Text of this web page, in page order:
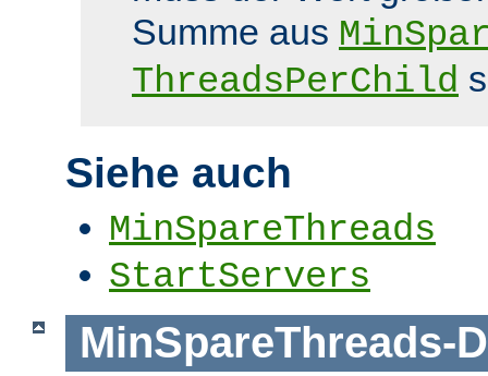
Summe aus
ThreadsPerChild
Siehe auch
MinSpareThreads
StartServers
MinSpareThreads-